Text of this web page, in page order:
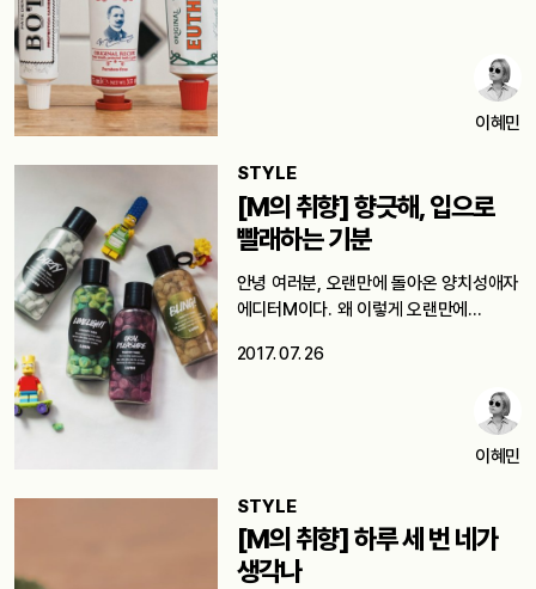
이혜민
STYLE
[M의 취향] 향긋해, 입으로
빨래하는 기분
안녕 여러분, 오랜만에 돌아온 양치성애자
에디터M이다. 왜 이렇게 오랜만에
2017. 07. 26
이혜민
STYLE
[M의 취향] 하루 세 번 네가
생각나